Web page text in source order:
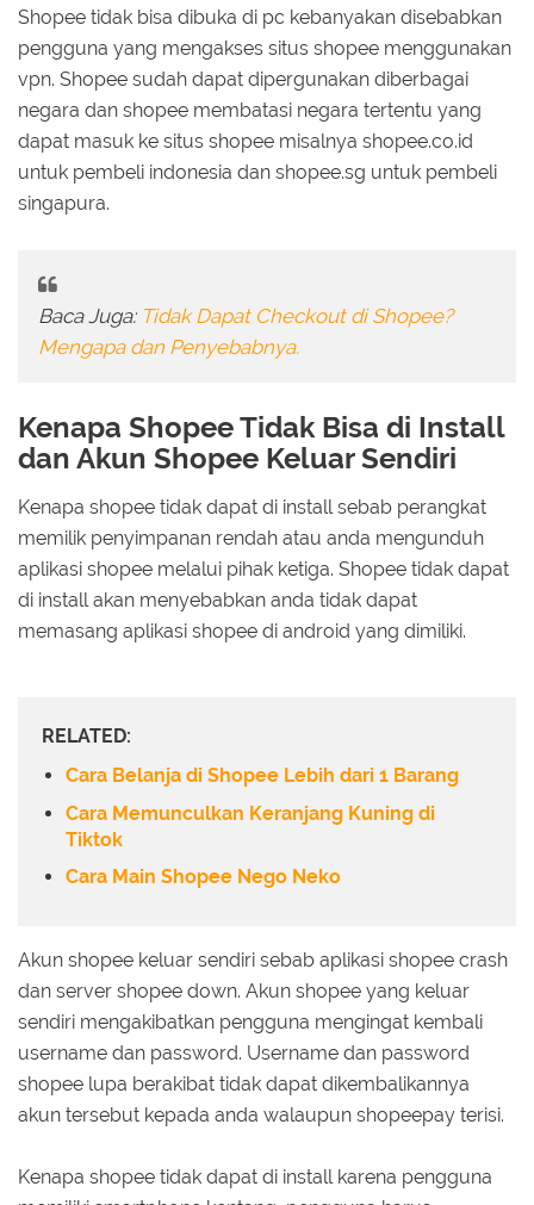
Shopee tidak bisa dibuka di pc kebanyakan disebabkan
pengguna yang mengakses situs shopee menggunakan
vpn. Shopee sudah dapat dipergunakan diberbagai
negara dan shopee membatasi negara tertentu yang
dapat masuk ke situs shopee misalnya shopee.co.id
untuk pembeli indonesia dan shopee.sg untuk pembeli
singapura.
Baca Juga: Tidak Dapat Checkout di Shopee?
Mengapa dan Penyebabnya.
Kenapa Shopee Tidak Bisa di Install
dan Akun Shopee Keluar Sendiri
Kenapa shopee tidak dapat di install sebab perangkat
memilik penyimpanan rendah atau anda mengunduh
aplikasi shopee melalui pihak ketiga. Shopee tidak dapat
di install akan menyebabkan anda tidak dapat
memasang aplikasi shopee di android yang dimiliki.
RELATED:
Cara Belanja di Shopee Lebih dari 1 Barang
Cara Memunculkan Keranjang Kuning di
Tiktok
Cara Main Shopee Nego Neko
Akun shopee keluar sendiri sebab aplikasi shopee crash
dan server shopee down. Akun shopee yang keluar
sendiri mengakibatkan pengguna mengingat kembali
username dan password. Username dan password
shopee lupa berakibat tidak dapat dikembalikannya
akun tersebut kepada anda walaupun shopeepay terisi.
Kenapa shopee tidak dapat di install karena pengguna